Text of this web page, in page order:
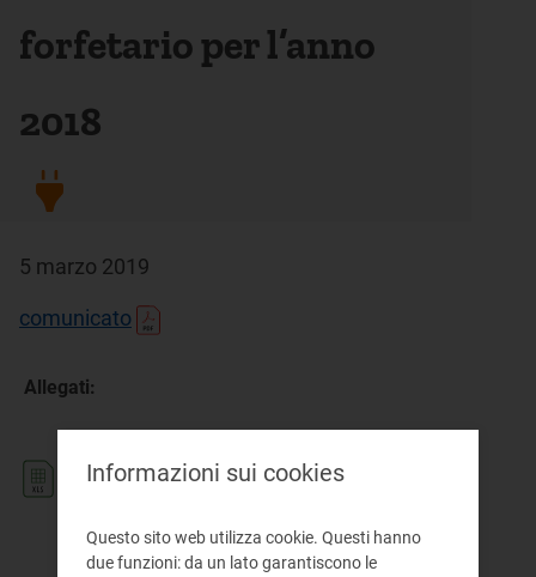
forfetario per l’anno
2018
5 marzo 2019
comunicato
Allegati:
Tabella
Informazioni sui cookies
Questo sito web utilizza cookie. Questi hanno
due funzioni: da un lato garantiscono le